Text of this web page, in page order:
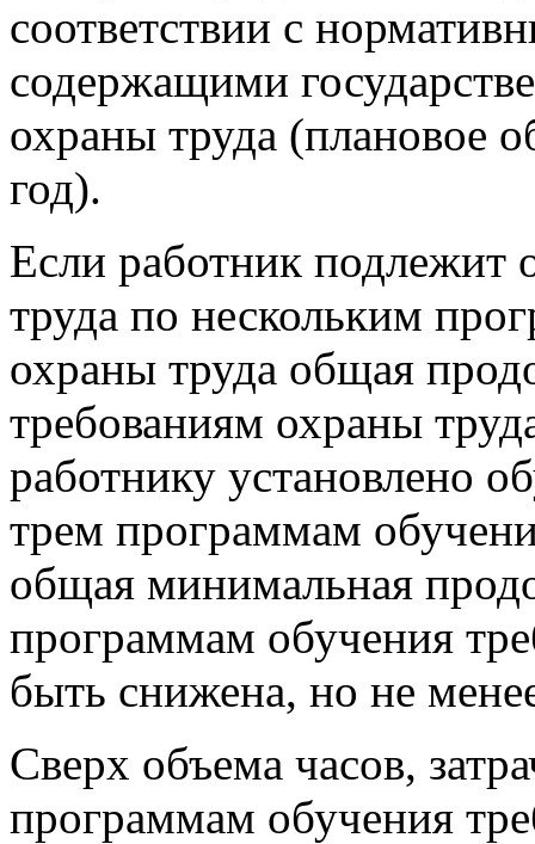
соответствии с
содержащими
охраны труда (плановое
год).
Если работник подлежит
труда по нескольким
охраны труда общая
требованиям охраны
работнику установлено
трем программам
общая минимальная
программам обучения
быть снижена, но не
Сверх объема часов,
программам обучения